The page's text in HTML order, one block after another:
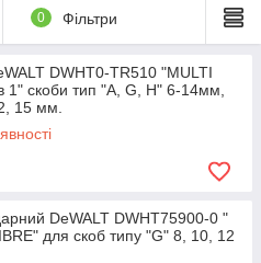
0 Фільтри
DWHT0-TR510 "MULTI
1" скоби тип "A, G, H" 6-14мм,
15 мм.
DeWALT DWHT75900-0 "
для скоб типу "G" 8, 10, 12